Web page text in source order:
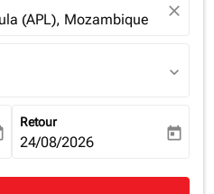
(APL), Mozambique close
expand_more
aria-label
Retour
fc-booking-return-date-aria-
24/08/2026 today